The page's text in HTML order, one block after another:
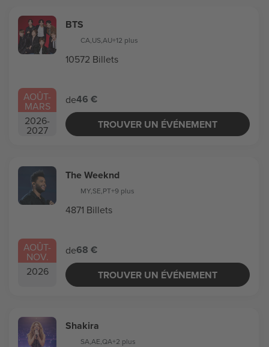
AOÛT-
MARS
2026-
2027
BTS
CA,US,AU+12 plus
10572 Billets
de46 €
TROUVER UN ÉVÉNEMENT
AOÛT-
NOV.
2026
The Weeknd
MY,SE,PT+9 plus
4871 Billets
de68 €
TROUVER UN ÉVÉNEMENT
Shakira
SA,AE,QA+2 plus